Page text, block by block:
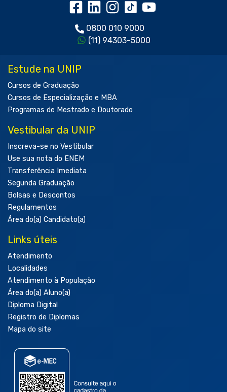
0800 010 9000
(11) 94303-5000
Estude na UNIP
Cursos de Graduação
Cursos de Especialização e MBA
Programas de Mestrado e Doutorado
Vestibular da UNIP
Inscreva-se no Vestibular
Use sua nota do ENEM
Transferência Imediata
Segunda Graduação
Bolsas e Descontos
Regulamentos
Área do(a) Candidato(a)
Links úteis
Atendimento
Localidades
Atendimento à População
Área do(a) Aluno(a)
Diploma Digital
Registro de Diplomas
Mapa do site